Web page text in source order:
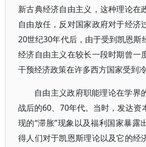
新古典经济自由主义，这种理论在
自由放任，反对国家政府对于经济
20世纪30年代后，由于受到凯恩斯
经济自由主义在较长一段时期曾一
干预经济政策在许多西方国家受到冷
自由主义政府职能理论在学界
战后的60、70年代。当时，发达资
现的“滞胀”现象以及福利国家暴露
得人们对于凯恩斯理论以及它的经